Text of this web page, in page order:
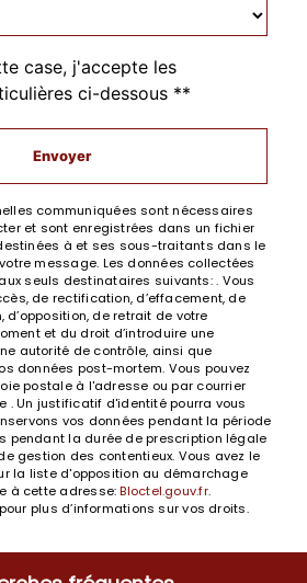
case, j'accepte les
ci-dessous **
Envoyer
communiquées sont nécessaires
et sont enregistrées dans un fichier
à et ses sous-traitants dans le
message. Les données collectées
seuls destinataires suivants: . Vous
de rectification, d’effacement, de
de retrait de votre
et du droit d’introduire une
autorité de contrôle, ainsi que
données post-mortem. Vous pouvez
postale à l'adresse ou par courrier
. Un justificatif d'identité pourra vous
vos données pendant la période
pendant la durée de prescription légale
gestion des contentieux. Vous avez le
la liste d'opposition au démarchage
à cette adresse:Bloctel.gouv.fr.
plus d’informations sur vos droits.